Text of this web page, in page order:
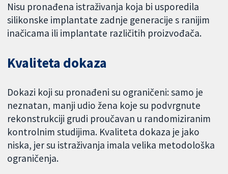
Nisu pronađena istraživanja koja bi usporedila
silikonske implantate zadnje generacije s ranijim
inačicama ili implantate različitih proizvođača.
Kvaliteta dokaza
Dokazi koji su pronađeni su ograničeni: samo je
neznatan, manji udio žena koje su podvrgnute
rekonstrukciji grudi proučavan u randomiziranim
kontrolnim studijima. Kvaliteta dokaza je jako
niska, jer su istraživanja imala velika metodološka
ograničenja.